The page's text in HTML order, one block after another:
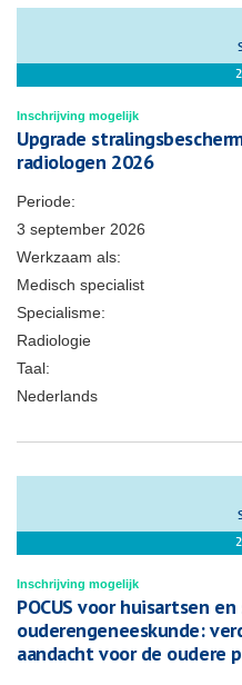
Inschrijving mogelijk
Upgrade
radiologen 2026
Periode:
3 september 2026
Werkzaam als:
Medisch specialist
Specialisme:
Radiologie
Taal:
Nederlands
Inschrijving mogelijk
POCUS voor huisartsen
ouderengeneeskunde:
aandacht voor de oudere